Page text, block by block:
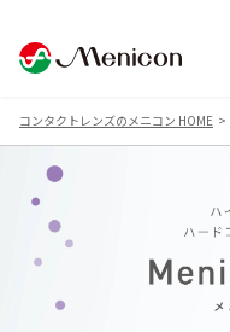
コンタクトレンズのメニコン HOME